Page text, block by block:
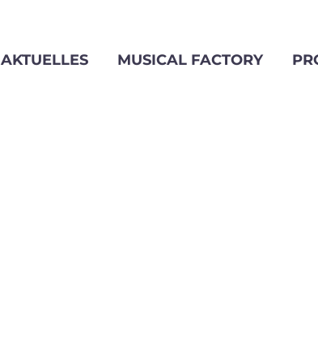
AKTUELLES MUSICAL FACTORY